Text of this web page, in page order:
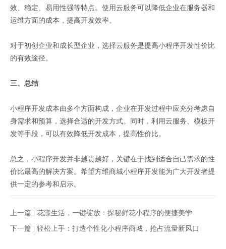
效、稳定、易用性强等特点。使用云服务可以降低企业在服务器和
运维方面的成本，提高开发效率。
对于初创企业和成长型企业，选择云服务是提高小程序开发性价比
的有效途径。
三、总结
小程序开发成本由多个方面构成，企业在开发过程中应充分考虑自
身需求和预算，选择合适的开发方式。同时，利用云服务、模板开
发等手段，可以有效降低开发成本，提高性价比。
总之，小程序开发并非越贵越好，关键在于找到适合自己需求的性
价比最高的解决方案。希望方维商城小程序开发能为广大开发者提
供一定的参考和启示。
上一篇 | 花漾生活，一键绽放：探秘鲜花小程序的便捷美学
下一篇 | 轻松上手：打造个性化小程序商城，抢占流量新风口